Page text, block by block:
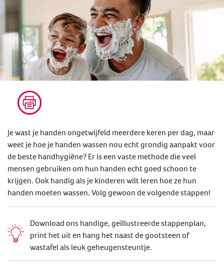
Je wast je handen ongetwijfeld meerdere keren per dag, maar
weet je hoe je handen wassen nou echt grondig aanpakt voor
de beste handhygiëne? Er is een vaste methode die veel
mensen gebruiken om hun handen echt goed schoon te
krijgen. Ook handig als je kinderen wilt leren hoe ze hun
handen moeten wassen. Volg gewoon de volgende stappen!
Download ons handige, geïllustreerde stappenplan,
print het uit en hang het naast de gootsteen of
wastafel als leuk geheugensteuntje.